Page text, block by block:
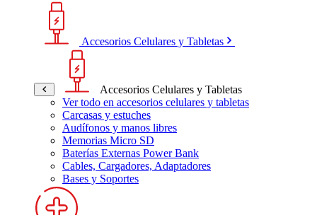
Accesorios Celulares y Tabletas
Accesorios Celulares y Tabletas
Ver todo en accesorios celulares y tabletas
Carcasas y estuches
Audífonos y manos libres
Memorias Micro SD
Baterías Externas Power Bank
Cables, Cargadores, Adaptadores
Bases y Soportes